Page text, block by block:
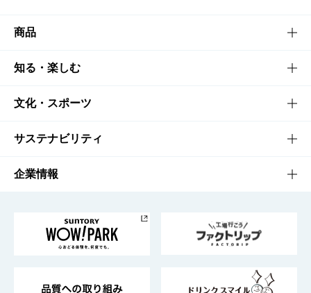
商品
商品TOP
商品一覧
商品発売情報
栄養成分一覧
知る・楽しむ
知る・楽しむTOP
キャンペーン
工場見学
地域情報
文化・スポーツ
文化・スポーツTOP
サントリーホール
サントリーサンバーズ大阪
サステナビリティ
サステナビリティTOP
サントリーが考えるサステナビリティ経営
企業情報
企業概要